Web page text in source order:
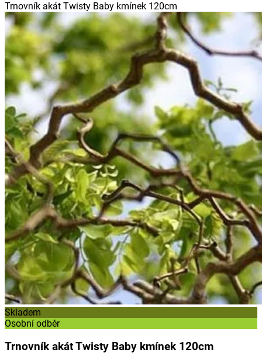
Trnovník akát Twisty Baby kmínek 120cm
Skladem
Osobní odběr
Trnovník akát Twisty Baby kmínek 120cm